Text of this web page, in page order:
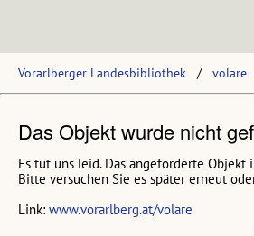
Vorarlberger Landesbibliothek volare
Das Objekt wurde nicht
Es tut uns leid. Das angeforderte
Bitte versuchen Sie es später erneut
Link: www.vorarlberg.at/volare